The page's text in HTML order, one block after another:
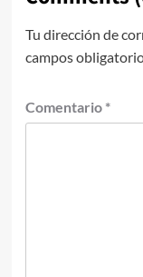
Tu dirección de
campos
Comentario *